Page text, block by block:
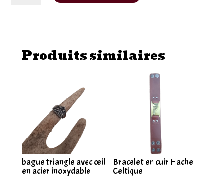
motif
tressé
Produits similaires
bague triangle avec œil
en acier inoxydable
Bracelet en cuir Hache
Celtique